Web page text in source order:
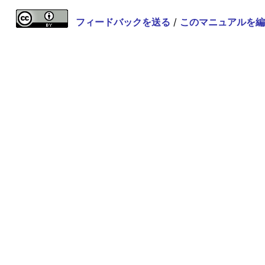
フィードバックを送る / このマニュアルを